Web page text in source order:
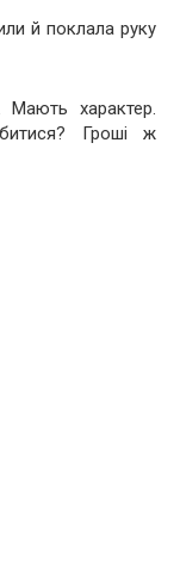
й поклала руку
характер.
Гроші ж